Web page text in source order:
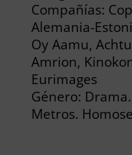
Compañías:
Alemania-
Oy Aamu,
Amrion,
Eurimages
Género:
Metros.